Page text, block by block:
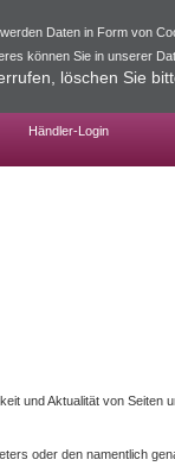
Händler-Login
und Aktualität von
oder den namentlich
Daten in Form von
können Sie in unserer
löschen Sie